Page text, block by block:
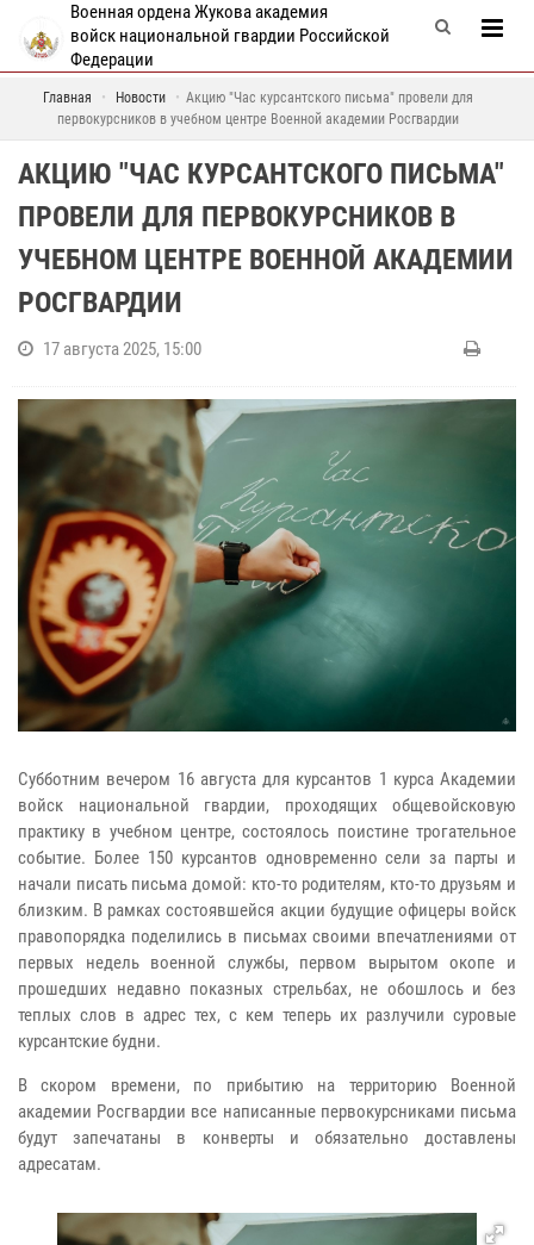
Военная ордена Жукова академия
войск национальной гвардии Российской
Федерации
Главная Новости
Акцию "Час курсантского письма" провели для
первокурсников в учебном центре Военной академии Росгвардии
АКЦИЮ "ЧАС КУРСАНТСКОГО ПИСЬМА"
ПРОВЕЛИ ДЛЯ ПЕРВОКУРСНИКОВ В
УЧЕБНОМ ЦЕНТРЕ ВОЕННОЙ АКАДЕМИИ
РОСГВАРДИИ
17 августа 2025, 15:00
Субботним вечером 16 августа для курсантов 1 курса Академии
войск национальной гвардии, проходящих общевойсковую
практику в учебном центре, состоялось поистине трогательное
событие. Более 150 курсантов одновременно сели за парты и
начали писать письма домой: кто-то родителям, кто-то друзьям и
близким. В рамках состоявшейся акции будущие офицеры войск
правопорядка поделились в письмах своими впечатлениями от
первых недель военной службы, первом вырытом окопе и
прошедших недавно показных стрельбах, не обошлось и без
теплых слов в адрес тех, с кем теперь их разлучили суровые
курсантские будни.
В скором времени, по прибытию на территорию Военной
академии Росгвардии все написанные первокурсниками письма
будут запечатаны в конверты и обязательно доставлены
адресатам.